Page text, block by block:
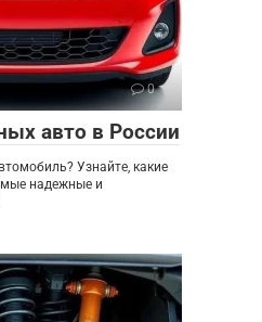
0
авто в России
Узнайте, какие
надежные и